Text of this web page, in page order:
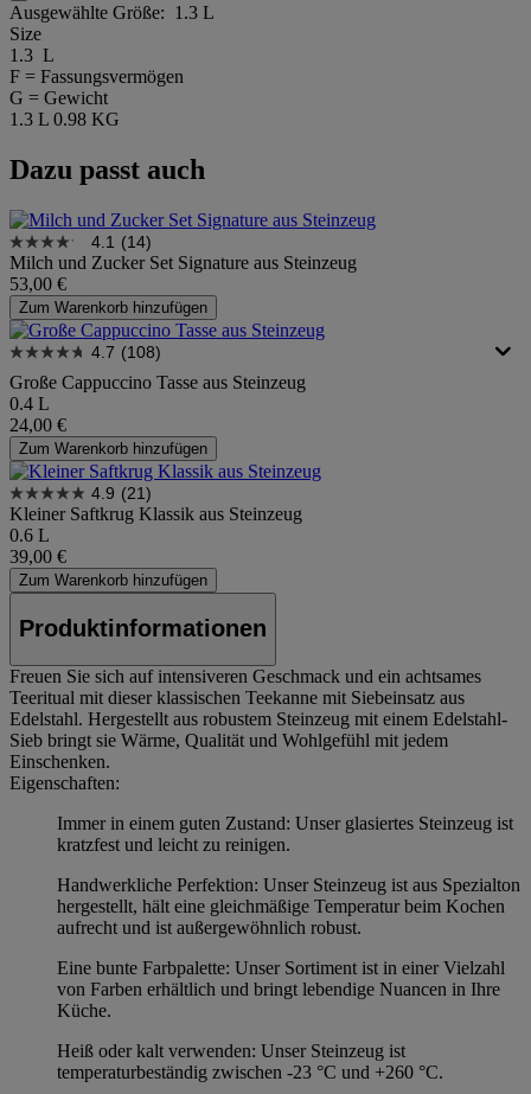
Ausgewählte Größe: 1.3 L
Size
1.3 L
F = Fassungsvermögen
G = Gewicht
1.3 L 0.98 KG
Dazu passt auch
4.1 (14)
Milch und Zucker Set Signature aus Steinzeug
53,00 €
Zum Warenkorb hinzufügen
4.7 (108)
Große Cappuccino Tasse aus Steinzeug
0.4 L
24,00 €
Zum Warenkorb hinzufügen
4.9 (21)
Kleiner Saftkrug Klassik aus Steinzeug
0.6 L
39,00 €
Zum Warenkorb hinzufügen
Produktinformationen
Freuen Sie sich auf intensiveren Geschmack und ein achtsames
Teeritual mit dieser klassischen Teekanne mit Siebeinsatz aus
Edelstahl. Hergestellt aus robustem Steinzeug mit einem Edelstahl-
Sieb bringt sie Wärme, Qualität und Wohlgefühl mit jedem
Einschenken.
Eigenschaften:
Immer in einem guten Zustand: Unser glasiertes Steinzeug ist
kratzfest und leicht zu reinigen.
Handwerkliche Perfektion: Unser Steinzeug ist aus Spezialton
hergestellt, hält eine gleichmäßige Temperatur beim Kochen
aufrecht und ist außergewöhnlich robust.
Eine bunte Farbpalette: Unser Sortiment ist in einer Vielzahl
von Farben erhältlich und bringt lebendige Nuancen in Ihre
Küche.
Heiß oder kalt verwenden: Unser Steinzeug ist
temperaturbeständig zwischen -23 °C und +260 °C.